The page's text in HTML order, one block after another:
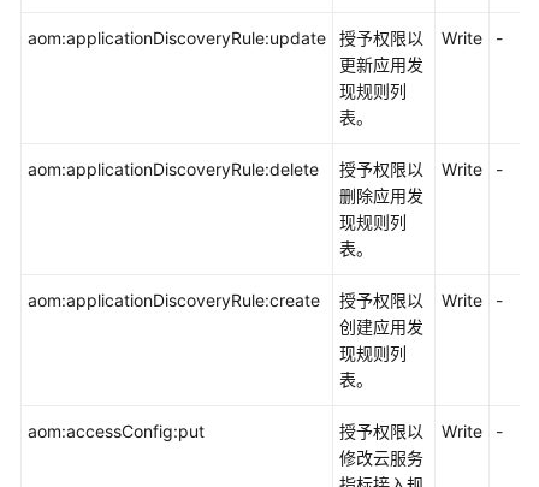
aom:applicationDiscoveryRule:update
授予权限以
更新应用发
现规则列
表。
Write -
aom:applicationDiscoveryRule:delete
授予权限以
删除应用发
现规则列
表。
Write -
aom:applicationDiscoveryRule:create
授予权限以
创建应用发
现规则列
表。
Write -
aom:accessConfig:put
授予权限以
修改云服务
Write -